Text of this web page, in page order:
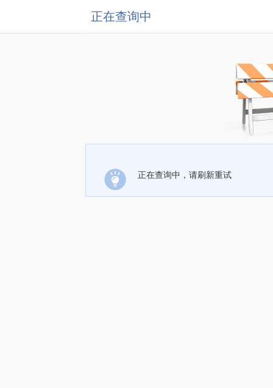
正在查询中
正在查询中，请刷新重试